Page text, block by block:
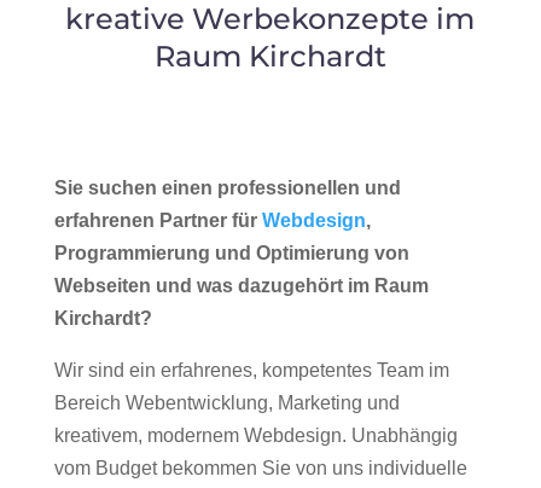
kreative Werbekonzepte im
Raum Kirchardt
Sie suchen einen professionellen und
erfahrenen Partner für Webdesign,
Programmierung und Optimierung von
Webseiten und was dazugehört im Raum
Kirchardt?
Wir sind ein erfahrenes, kompetentes Team im
Bereich Webentwicklung, Marketing und
kreativem, modernem Webdesign. Unabhängig
vom Budget bekommen Sie von uns individuelle